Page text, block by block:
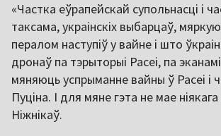
«Частка еўрапейскай супольнасці і
таксама, украінскіх выбарцаў,
пералом наступіў у вайне і што
дронаў па тэрыторыі Расеі, па
мяняюць успрыманне вайны ў Расеі і
Пуціна. І для мяне гэта не мае
Ніжнікаў.